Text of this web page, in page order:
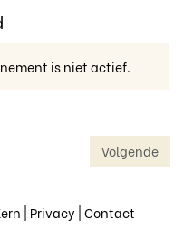
is niet actief.
Volgende
| Privacy Contact